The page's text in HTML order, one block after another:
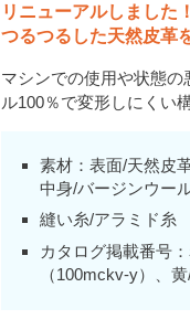
リニューアルしました！
つるつるした天然皮革
マシンでの使用や状態
ル100％で変形しにくい
素材：表面/天然皮
中身/バージンウー
縫い糸/アラミド糸
カタログ掲載番号
（100mckv-y）、